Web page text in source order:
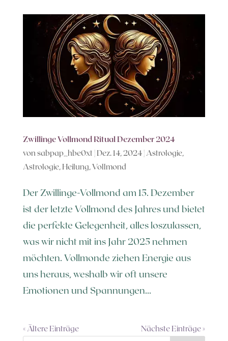
Zwillinge Vollmond Ritual Dezember 2024
von sabpap_hbe0xt | Dez. 14, 2024| Astrologie,
Astrologie,Heilung,Vollmond
Der Zwillinge-Vollmond am 15. Dezember
ist der letzte Vollmond des Jahres und bietet
die perfekte Gelegenheit, alles loszulassen,
was wir nicht mit ins Jahr 2025 nehmen
möchten. Vollmonde ziehen Energie aus
uns heraus, weshalb wir oft unsere
Emotionen und Spannungen...
« Ältere Einträge Nächste Einträge »